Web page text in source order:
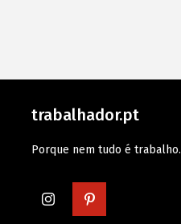
trabalhador.pt
Porque nem tudo é trabalho.